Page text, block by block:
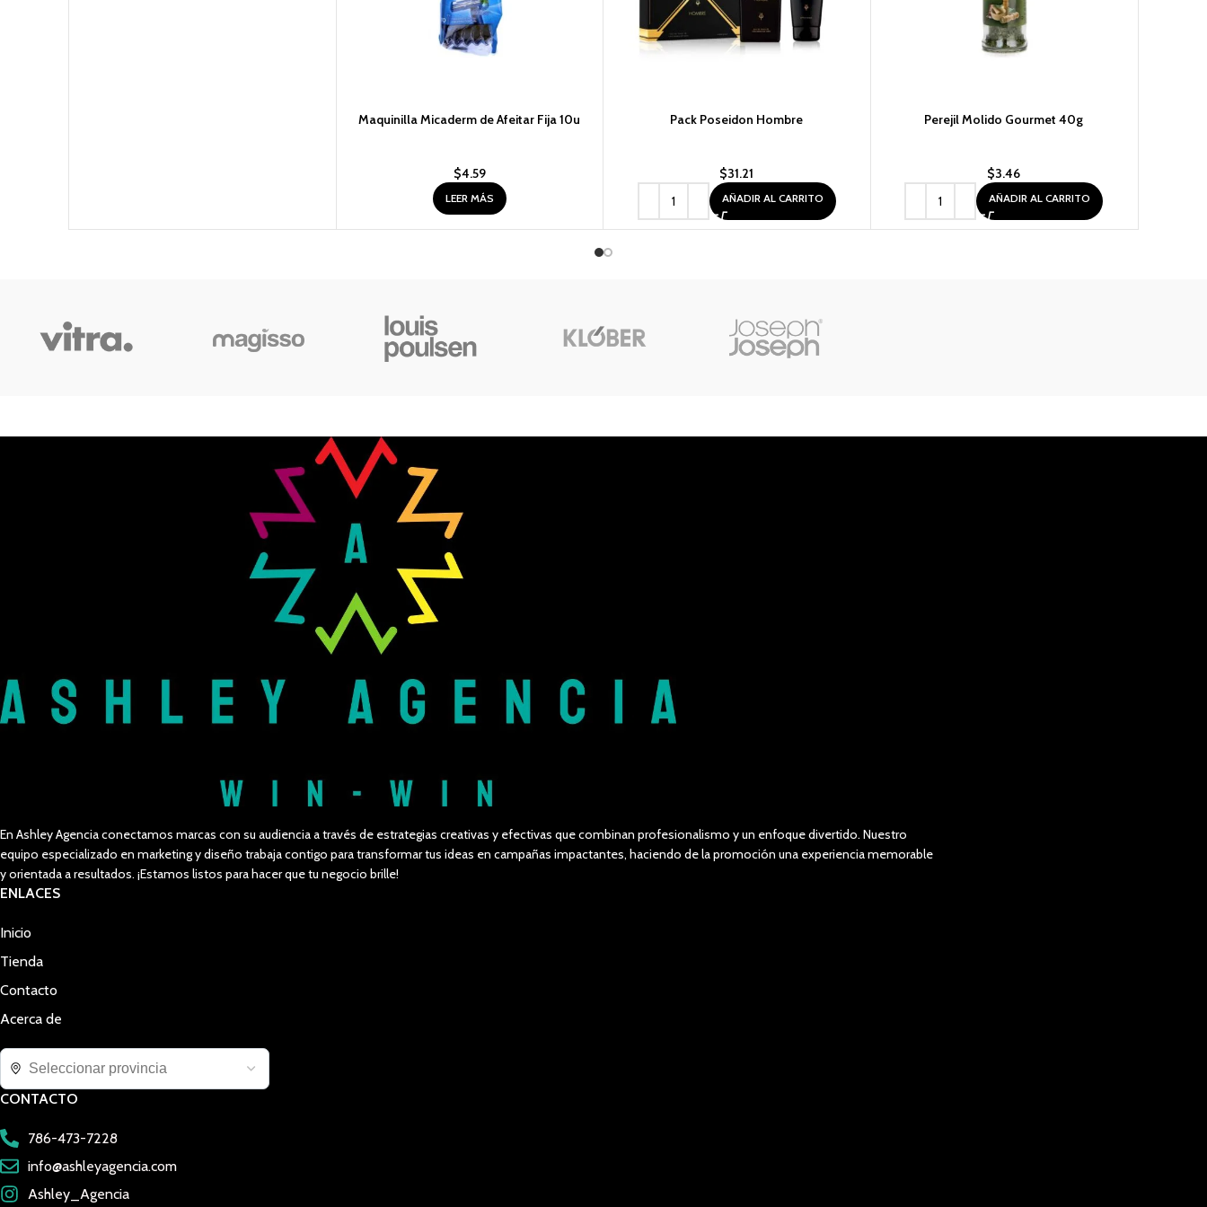
Maquinilla Micaderm de Afeitar Fija 10u
$4.59
LEER MÁS
Pack Poseidon Hombre
$31.21
AÑADIR AL CARRITO
Perejil Molido Gourmet 40g
$3.46
AÑADIR AL CARRITO
En Ashley Agencia conectamos marcas con su audiencia a través de estrategias creativas y efectivas que combinan profesionalismo y un enfoque divertido. Nuestro
equipo especializado en marketing y diseño trabaja contigo para transformar tus ideas en campañas impactantes, haciendo de la promoción una experiencia memorable
y orientada a resultados. ¡Estamos listos para hacer que tu negocio brille!
ENLACES
Inicio
Tienda
Contacto
Acerca de
CONTACTO
786-473-7228
info@ashleyagencia.com
Ashley_Agencia